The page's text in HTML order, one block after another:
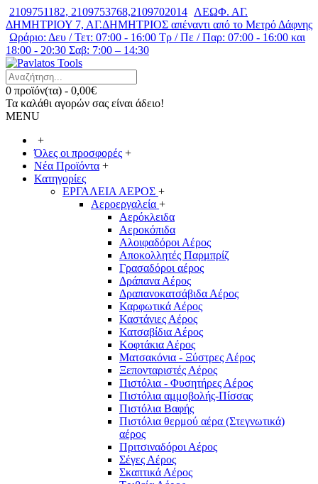
2109751182, 2109753768,2109702014 ΛΕΩΦ. ΑΓ.
ΔΗΜΗΤΡΙΟΥ 7, ΑΓ.ΔΗΜΗΤΡΙΟΣ απέναντι από το Μετρό Δάφνης
Ωράριο: Δευ / Τετ: 07:00 - 16:00 Τρ / Πε / Παρ: 07:00 - 16:00 και
18:00 - 20:30 Σαβ: 7:00 – 14:30
0 προϊόν(τα) - 0,00€
Τα καλάθι αγορών σας είναι άδειο!
MENU
+
Όλες οι προσφορές +
Νέα Προϊόντα +
Κατηγορίες
ΕΡΓΑΛΕΙΑ ΑΕΡΟΣ +
Αεροεργαλεία +
Αερόκλειδα
Αεροκόπιδα
Αλοιφαδόροι Αέρος
Αποκολλητές Παρμπρίζ
Γρασαδόροι αέρος
Δράπανα Αέρος
Δραπανοκατσάβιδα Αέρος
Καρφωτικά Αέρος
Καστάνιες Αέρος
Κατσαβίδια Αέρος
Κοφτάκια Αέρος
Ματσακόνια - Ξύστρες Αέρος
Ξεπονταριστές Αέρος
Πιστόλια - Φυσητήρες Αέρος
Πιστόλια αμμοβολής-Πίσσας
Πιστόλια Βαφής
Πιστόλια θερμού αέρα (Στεγνωτικά)
αέρος
Πριτσιναδόροι Αέρος
Σέγες Αέρος
Σκαπτικά Αέρος